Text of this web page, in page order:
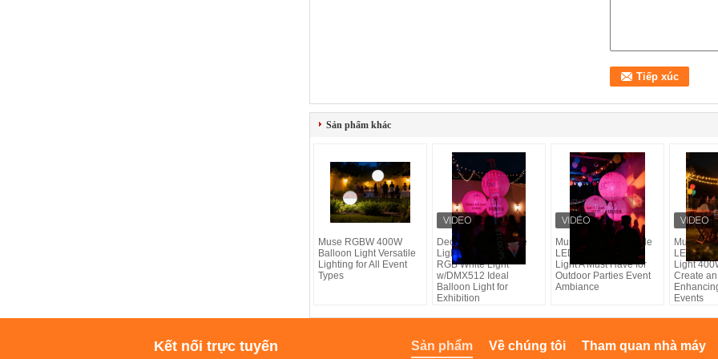
Sản phẩm khác
Muse RGBW 400W
Balloon Light Versatile
Lighting for All Event
Types
Decoration Inflatable
Lighting Ball 400W
RGB White Light
w/DMX512 Ideal
Balloon Light for
Exhibition
Muse Series Inflatable
LED Moon Balloon
Light A Must Have for
Outdoor Parties Event
Ambiance
Muse
LED
Light
Create an
Events
Kết nối trực tuyến Tham quan nhà máy
Về chúng tôi
Sản phẩm